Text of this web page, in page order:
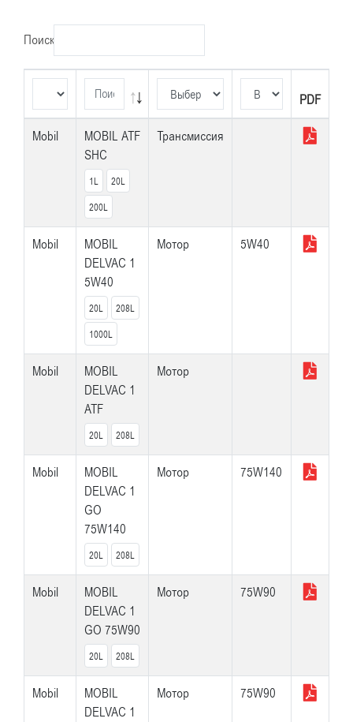
Поиск:
PDF
PDF
Mobil
MOBIL ATF
SHC
1L 20L
200L
Трансмиссия
Mobil
MOBIL
DELVAC 1
5W40
20L 208L
1000L
Мотор 5W40
Mobil
MOBIL
DELVAC 1
ATF
20L 208L
Мотор
Mobil
MOBIL
DELVAC 1
GO
75W140
20L 208L
Мотор 75W140
Mobil
MOBIL
DELVAC 1
GO 75W90
20L 208L
Мотор 75W90
Mobil
MOBIL
DELVAC 1
Мотор 75W90